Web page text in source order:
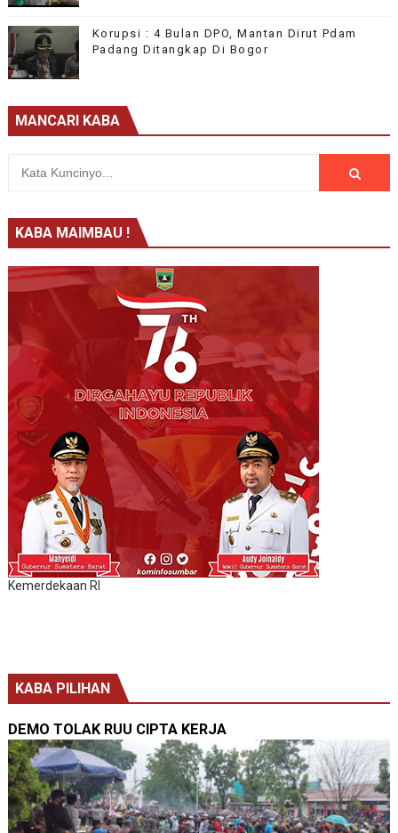
Korupsi : 4 Bulan DPO, Mantan Dirut Pdam
Padang Ditangkap Di Bogor
MANCARI KABA
KABA MAIMBAU !
Kemerdekaan RI
KABA PILIHAN
DEMO TOLAK RUU CIPTA KERJA